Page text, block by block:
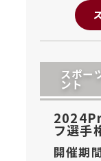
スポー
ント
フ選手
開催期